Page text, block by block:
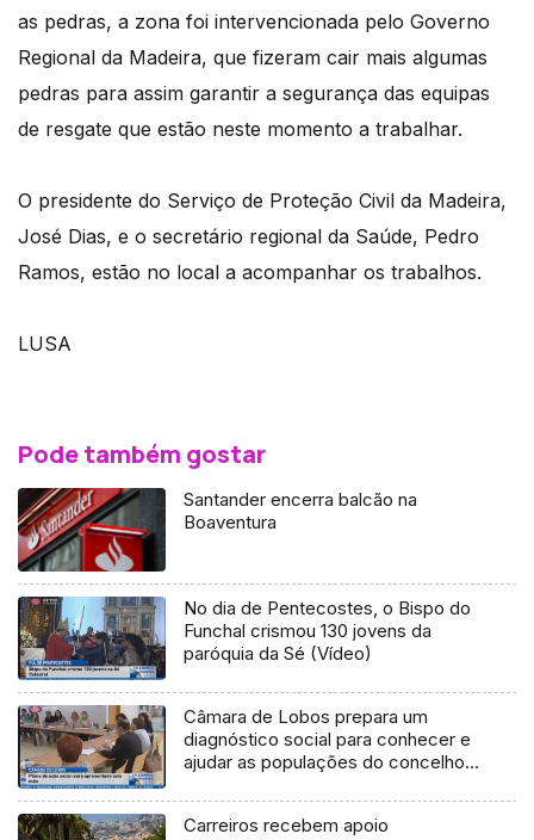
as pedras, a zona foi intervencionada pelo Governo
Regional da Madeira, que fizeram cair mais algumas
pedras para assim garantir a segurança das equipas
de resgate que estão neste momento a trabalhar.
O presidente do Serviço de Proteção Civil da Madeira,
José Dias, e o secretário regional da Saúde, Pedro
Ramos, estão no local a acompanhar os trabalhos.
LUSA
Pode também gostar
Santander encerra balcão na
Boaventura
No dia de Pentecostes, o Bispo do
Funchal crismou 130 jovens da
paróquia da Sé (Vídeo)
Câmara de Lobos prepara um
diagnóstico social para conhecer e
ajudar as populações do concelho
Carreiros recebem apoio